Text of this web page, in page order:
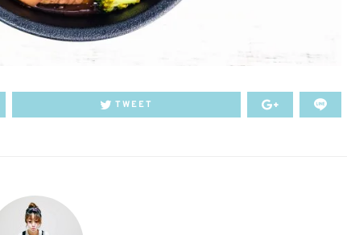
TWEET